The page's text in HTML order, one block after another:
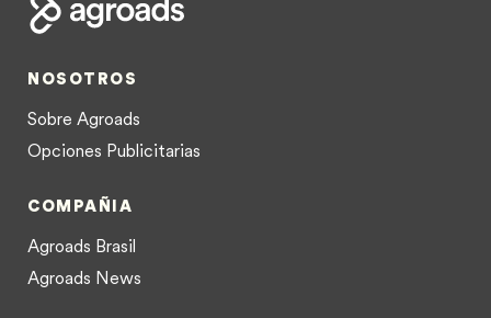
NOSOTROS
Sobre Agroads
Opciones Publicitarias
COMPAÑIA
Agroads Brasil
Agroads News